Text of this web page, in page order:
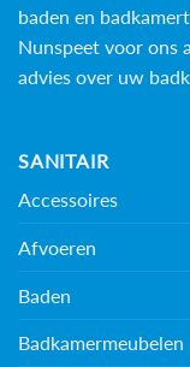
baden en
Nunspeet voor ons
advies over uw
SANITAIR
Accessoires
Afvoeren
Baden
Badkamermeubelen